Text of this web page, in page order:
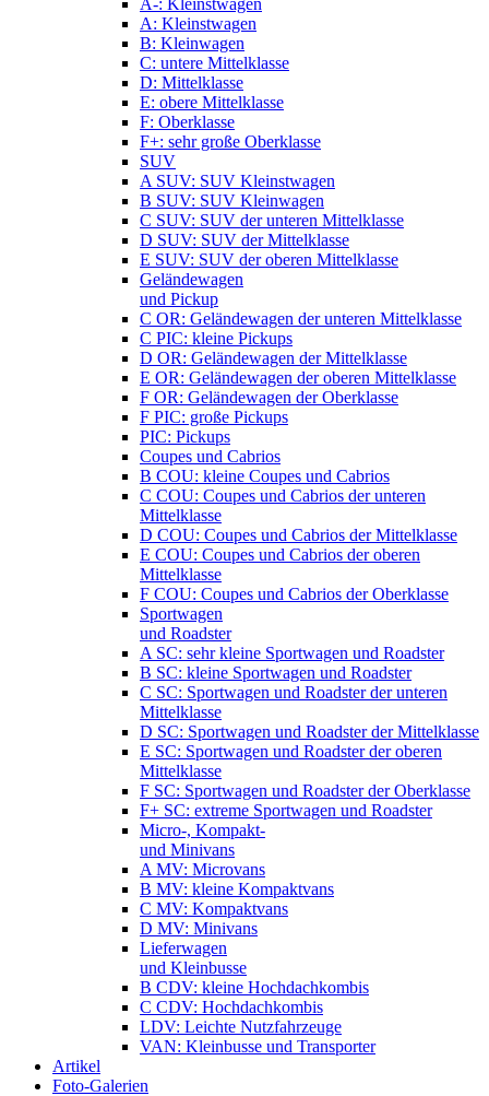
A-: Kleinstwagen
A: Kleinstwagen
B: Kleinwagen
C: untere Mittelklasse
D: Mittelklasse
E: obere Mittelklasse
F: Oberklasse
F+: sehr große Oberklasse
SUV
A SUV: SUV Kleinstwagen
B SUV: SUV Kleinwagen
C SUV: SUV der unteren Mittelklasse
D SUV: SUV der Mittelklasse
E SUV: SUV der oberen Mittelklasse
Geländewagen
und Pickup
C OR: Geländewagen der unteren Mittelklasse
C PIC: kleine Pickups
D OR: Geländewagen der Mittelklasse
E OR: Geländewagen der oberen Mittelklasse
F OR: Geländewagen der Oberklasse
F PIC: große Pickups
PIC: Pickups
Coupes und Cabrios
B COU: kleine Coupes und Cabrios
C COU: Coupes und Cabrios der unteren
Mittelklasse
D COU: Coupes und Cabrios der Mittelklasse
E COU: Coupes und Cabrios der oberen
Mittelklasse
F COU: Coupes und Cabrios der Oberklasse
Sportwagen
und Roadster
A SC: sehr kleine Sportwagen und Roadster
B SC: kleine Sportwagen und Roadster
C SC: Sportwagen und Roadster der unteren
Mittelklasse
D SC: Sportwagen und Roadster der Mittelklasse
E SC: Sportwagen und Roadster der oberen
Mittelklasse
F SC: Sportwagen und Roadster der Oberklasse
F+ SC: extreme Sportwagen und Roadster
Micro-, Kompakt-
und Minivans
A MV: Microvans
B MV: kleine Kompaktvans
C MV: Kompaktvans
D MV: Minivans
Lieferwagen
und Kleinbusse
B CDV: kleine Hochdachkombis
C CDV: Hochdachkombis
LDV: Leichte Nutzfahrzeuge
VAN: Kleinbusse und Transporter
Artikel
Foto-Galerien